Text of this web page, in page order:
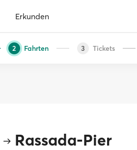
Erkunden
2 Fahrten 3 Tickets
Rassada-Pier